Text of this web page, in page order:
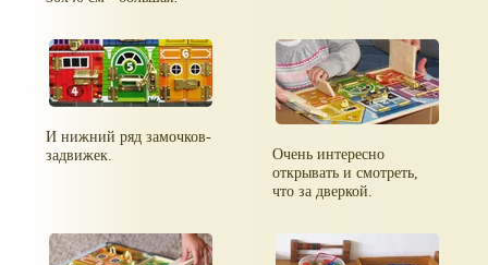
И нижний ряд замочков-
задвижек.
Очень интересно
открывать и смотреть,
что за дверкой.